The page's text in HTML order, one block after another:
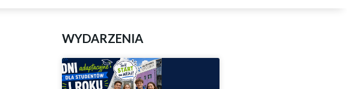
WYDARZENIA